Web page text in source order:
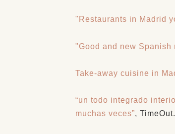
"Restaurants in Madrid
"Good and new Spanish
Take-away cuisine in
“un todo integrado
muchas veces”, TimeOut.